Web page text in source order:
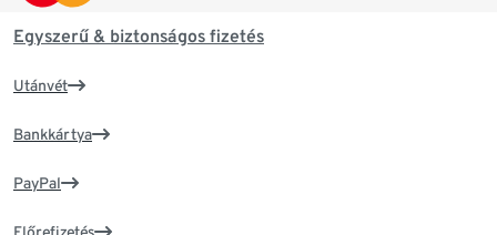
Egyszerű & biztonságos fizetés
Utánvét
Bankkártya
PayPal